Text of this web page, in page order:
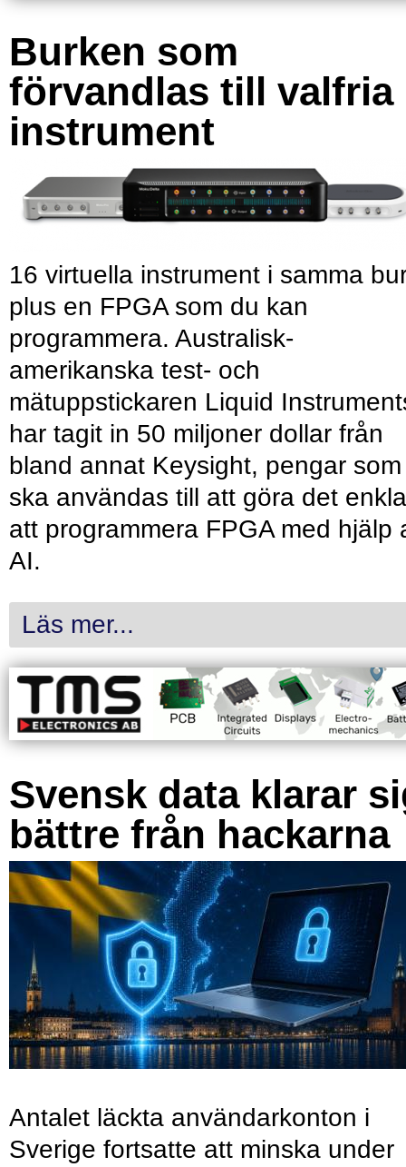
Burken som
förvandlas till valfria
instrument
16 virtuella instrument i samma
plus en FPGA som du kan
programmera. Australisk-
amerikanska test- och
mätuppstickaren Liquid
har tagit in 50 miljoner dollar från
bland annat Keysight, pengar som
ska användas till att göra det
att programmera FPGA med hjälp
AI.
Läs mer...
Svensk data klarar
bättre från hackarna
Antalet läckta användarkonton i
Sverige fortsatte att minska under